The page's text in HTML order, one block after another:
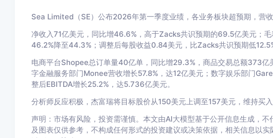
Sea Limited（SE）公布2026年第一季度业绩，各业务板块超预期，营收
净收入71亿美元，同比增46.6%，高于Zacks共识预期的69.5亿美元；
46.2%降至44.3%；调整后每股收益0.84美元，比Zacks共识预期低
电商平台Shopee总订单量40亿单，同比增29.3%，商品交易总额373
字金融服务部门Monee营收增长57.8%，达12亿美元；数字娱乐部门
整后EBITDA增长25.2%，达5.736亿美元。
分析师反应积极，杰富瑞将目标股价从150美元上调至157美元，维持买
声明：市场有风险，投资需谨慎。本文由AI大模型基于公开信息生成，
及图表仅供参考，不构成任何形式的投资建议或决策依据，相关信息以实